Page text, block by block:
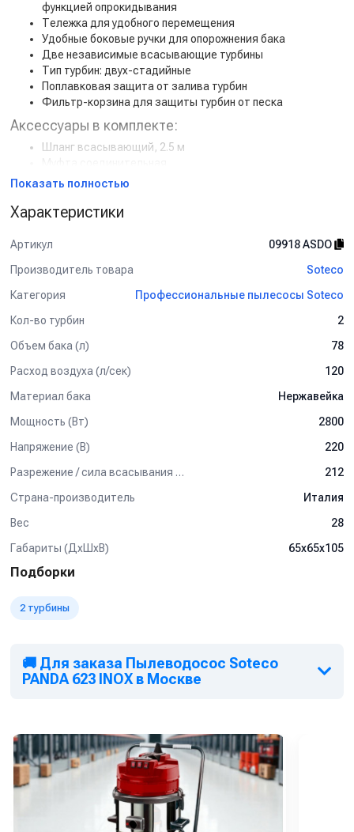
функцией опрокидывания
Тележка для удобного перемещения
Удобные боковые ручки для опорожнения бака
Две независимые всасывающие турбины
Тип турбин: двух-стадийные
Поплавковая защита от залива турбин
Фильтр-корзина для защиты турбин от песка
Аксессуары в комплекте:
Шланг всасывающий, 2.5 м
Угловая трубка
Насадка для сбора жидкой грязи/воды, 400 мм
Щелевая насадка
Фильтр-корзина из полиэстера
Применение:
Автомойки и детейлинг-центры
Очистка производственных и складских помещений
Уборка автосервисов и цехов
Soteco PANDA 623 INOX
— надёжный пылеводосос премиум-
класса с прочным баком из нержавеющей стали и двумя
мощными турбинами. Простое обслуживание, высокая
модель идеальным решением для интенсивного
использования.
Купить Soteco PANDA 623 INOX
можно по выгодной цене с
специалистов.
Показать полностью
Характеристики
Артикул
09918 ASDO
Производитель товара
Soteco
Категория
Профессиональные пылесосы Soteco
Кол-во турбин
2
Объем бака (л)
78
Расход воздуха (л/сек)
120
Материал бака
Нержавейка
Мощность (Вт)
2800
Напряжение (В)
220
Разрежение / сила всасывания (мбар)
212
Страна-производитель
Италия
Вес
28
Габариты (ДхШхВ)
65х65х105
Подборки
2 турбины
🚚 Для заказа Пылеводосос Soteco
PANDA 623 INOX в Москве